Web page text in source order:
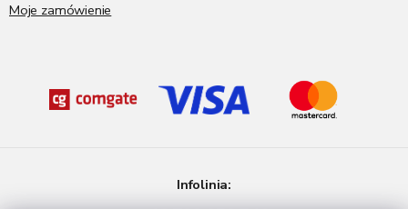
Moje zamówienie
Infolinia: